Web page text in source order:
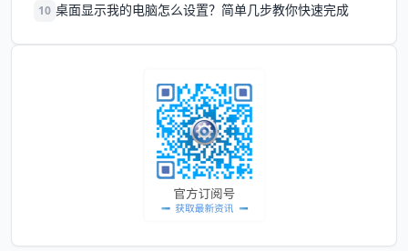
10 桌面显示我的电脑怎么设置？简单几步教你快速完成